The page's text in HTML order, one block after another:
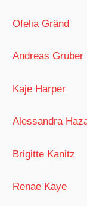
Ofelia Gränd
Andreas Gruber
Kaje Harper
Alessandra
Brigitte Kanitz
Renae Kaye